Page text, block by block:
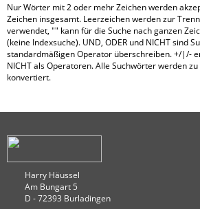
Nur Wörter mit 2 oder mehr Zeichen werden
Zeichen insgesamt. Leerzeichen werden zur
verwendet, "" kann für die Suche nach ganzen
(keine Indexsuche). UND, ODER und NICHT sind
standardmäßigen Operator überschreiben. +/|/-
NICHT als Operatoren. Alle Suchwörter werden
konvertiert.
Harry Häussel
Am Bungart 5
D - 72393 Burladingen